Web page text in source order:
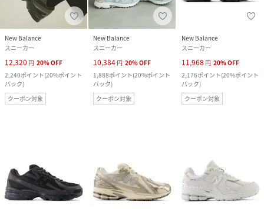
New Balance
スニーカー
12,320 円 20%OFF
2,240ポイント(20%ポイント
バック)
クーポン対象
New Balance
スニーカー
10,384 円 20%OFF
1,888ポイント(20%ポイント
バック)
クーポン対象
New Balance
スニーカー
11,968 円 20%OFF
2,176ポイント(20%ポイント
バック)
クーポン対象